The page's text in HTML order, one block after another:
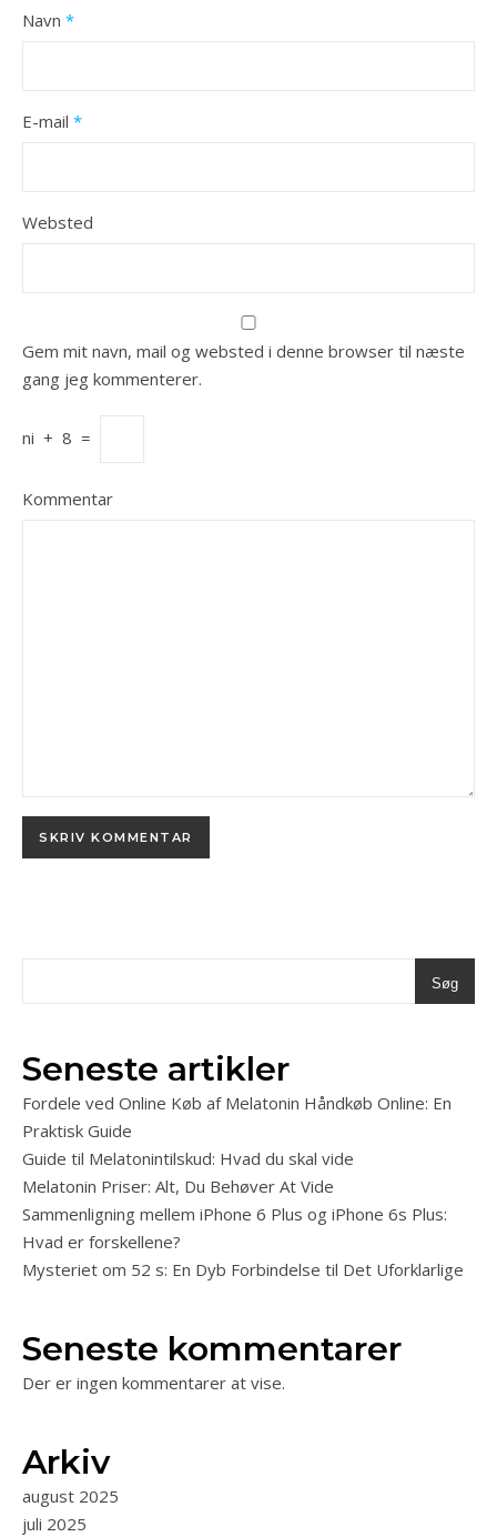
Navn *
E-mail *
Websted
Gem mit navn, mail og websted i denne browser til næste
gang jeg kommenterer.
ni + 8 =
Kommentar
Søg
Seneste artikler
Fordele ved Online Køb af Melatonin Håndkøb Online: En
Praktisk Guide
Guide til Melatonintilskud: Hvad du skal vide
Melatonin Priser: Alt, Du Behøver At Vide
Sammenligning mellem iPhone 6 Plus og iPhone 6s Plus:
Hvad er forskellene?
Mysteriet om 52 s: En Dyb Forbindelse til Det Uforklarlige
Seneste kommentarer
Der er ingen kommentarer at vise.
Arkiv
august 2025
juli 2025